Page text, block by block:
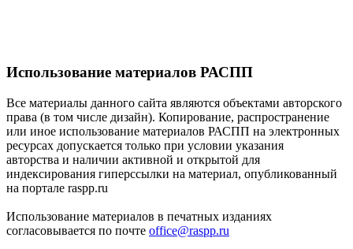
Использование материалов РАСПП
Все материалы данного сайта являются объектами авторского
права (в том числе дизайн). Копирование, распространение
или иное использование материалов РАСПП на электронных
ресурсах допускается только при условии указания
авторства и наличии активной и открытой для
индексирования гиперссылки на материал, опубликованный
на портале raspp.ru
Использование материалов в печатных изданиях
согласовывается по почте office@raspp.ru